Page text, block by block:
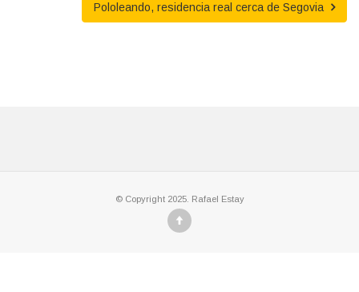
Pololeando, residencia real cerca de Segovia
© Copyright 2025. Rafael Estay